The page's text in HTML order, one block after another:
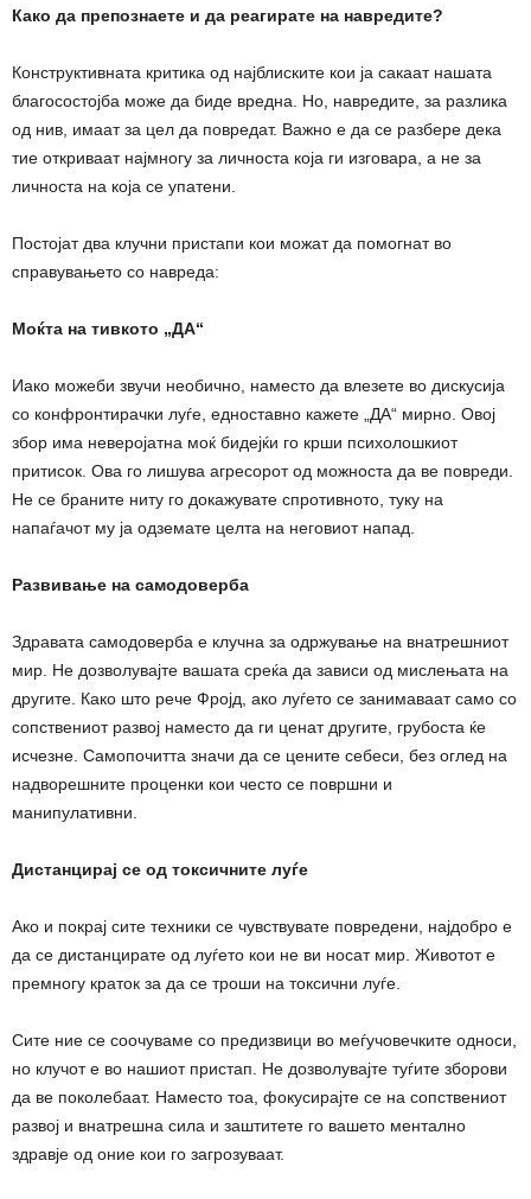
Како да препознаете и да реагирате на навредите?
Конструктивната критика од најблиските кои ја сакаат нашата
благосостојба може да биде вредна. Но, навредите, за разлика
од нив, имаат за цел да повредат. Важно е да се разбере дека
тие откриваат најмногу за личноста која ги изговара, а не за
личноста на која се упатени.
Постојат два клучни пристапи кои можат да помогнат во
справувањето со навреда:
Моќта на тивкото „ДА“
Иако можеби звучи необично, наместо да влезете во дискусија
со конфронтирачки луѓе, едноставно кажете „ДА“ мирно. Овој
збор има неверојатна моќ бидејќи го крши психолошкиот
притисок. Ова го лишува агресорот од можноста да ве повреди.
Не се браните ниту го докажувате спротивното, туку на
напаѓачот му ја одземате целта на неговиот напад.
Развивање на самодоверба
Здравата самодоверба е клучна за одржување на внатрешниот
мир. Не дозволувајте вашата среќа да зависи од мислењата на
другите. Како што рече Фројд, ако луѓето се занимаваат само со
сопствениот развој наместо да ги ценат другите, грубоста ќе
исчезне. Самопочитта значи да се цените себеси, без оглед на
надворешните проценки кои често се површни и
манипулативни.
Дистанцирај се од токсичните луѓе
Ако и покрај сите техники се чувствувате повредени, најдобро е
да се дистанцирате од луѓето кои не ви носат мир. Животот е
премногу краток за да се троши на токсични луѓе.
Сите ние се соочуваме со предизвици во меѓучовечките односи,
но клучот е во нашиот пристап. Не дозволувајте туѓите зборови
да ве поколебаат. Наместо тоа, фокусирајте се на сопствениот
развој и внатрешна сила и заштитете го вашето ментално
здравје од оние кои го загрозуваат.